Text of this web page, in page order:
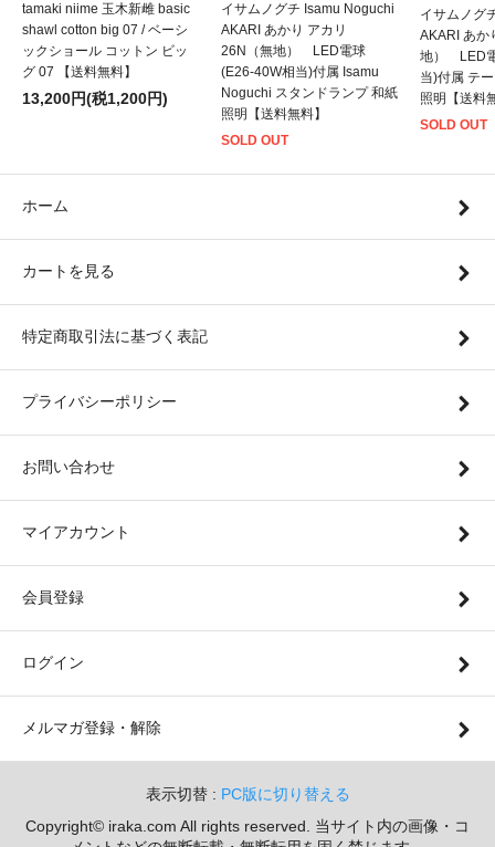
tamaki niime 玉木新雌 basic
shawl cotton big 07 / ベーシ
ックショール コットン ビッ
グ 07 【送料無料】
13,200円(税1,200円)
イサムノグチ Isamu Noguchi
AKARI あかり アカリ
26N（無地） LED電球
(E26-40W相当)付属 Isamu
Noguchi スタンドランプ 和紙
照明【送料無料】
SOLD OUT
イサムノグ
AKARI あか
地） LED
当)付属 テ
照明【送料
SOLD OUT
ホーム
カートを見る
特定商取引法に基づく表記
プライバシーポリシー
お問い合わせ
マイアカウント
会員登録
ログイン
メルマガ登録・解除
表示切替 : PC版に切り替える
Copyright© iraka.com All rights reserved. 当サイト内の画像・コ